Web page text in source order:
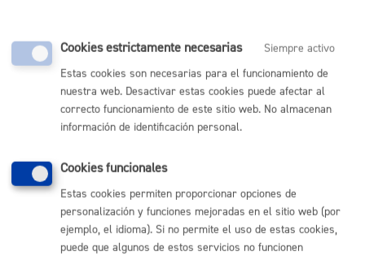
Cantidad a abonar
Plazo de resolución y sentido
del silencio
Cookies estrictamente necesarias
Siempre activo
Estas cookies son necesarias para el funcionamiento de
nuestra web. Desactivar estas cookies puede afectar al
correcto funcionamiento de este sitio web. No almacenan
información de identificación personal.
Cookies funcionales
Estas cookies permiten proporcionar opciones de
personalización y funciones mejoradas en el sitio web (por
ejemplo, el idioma). Si no permite el uso de estas cookies,
puede que algunos de estos servicios no funcionen